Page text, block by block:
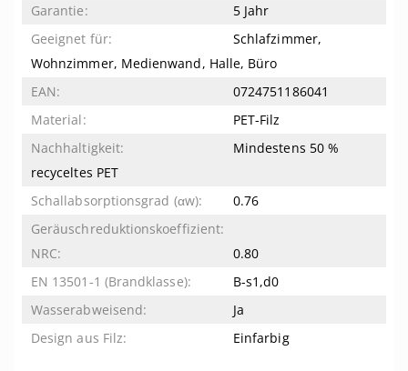
5 Jahr
Schlafzimmer,
Wohnzimmer, Medienwand, Halle, Büro
0724751186041
PET-Filz
Mindestens 50 %
recyceltes PET
0.76
0.80
B-s1,d0
Ja
Einfarbig